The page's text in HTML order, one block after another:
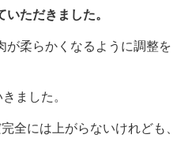
いただきました。
が柔らかくなるよう に調整を
ました。
全には 上がらないけれども、